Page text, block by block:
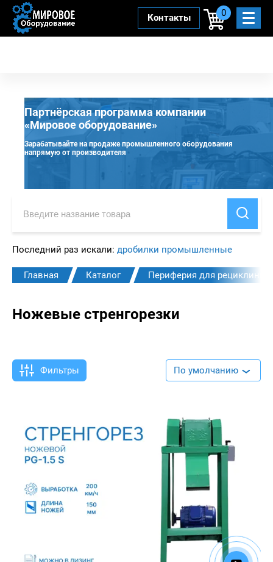
Контакты 0
Партнёрская программа компании
«Мировое оборудование»
Зарабатывайте на продаже промышленного оборудования
напрямую от производителя
Последний раз искали: дробилки промышленные
Главная Каталог Периферия для рециклинга
Ножевые стренгорезки
Фильтры По умолчанию